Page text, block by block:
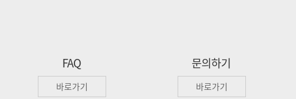
FAQ
바로가기
문의하기
바로가기